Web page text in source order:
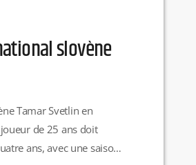
slovène
Tamar Svetlin en
de 25 ans doit
ans, avec une saison